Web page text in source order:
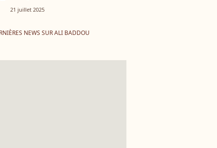
21 juillet 2025
NEWS SUR ALI BADDOU